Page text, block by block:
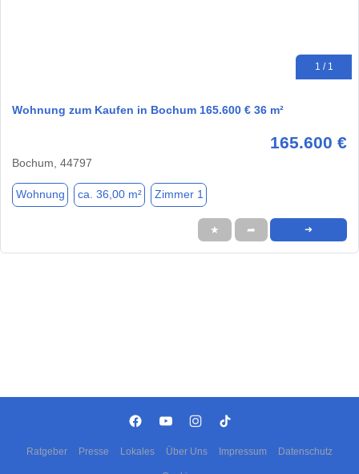
1 / 1
Wohnung zum Kaufen in Bochum 165.600 € 36 m²
165.600 €
Bochum, 44797
Wohnung ca. 36,00 m² Zimmer 1
★ ➦ ➜
Ratgeber Presse Lokales Über Uns Impressum Datenschutz